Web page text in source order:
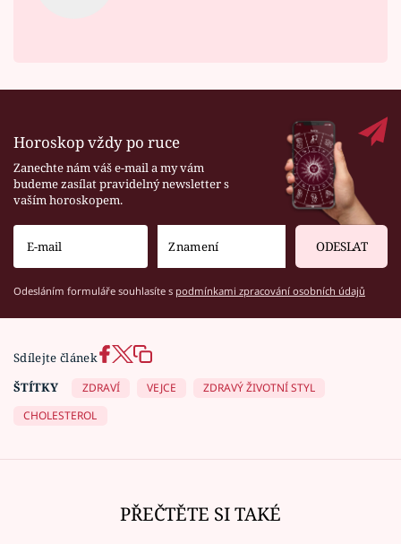
Horoskop vždy po ruce
Zanechte nám váš e-mail a my vám
budeme zasílat pravidelný newsletter s
vaším horoskopem.
ODESLAT
Odesláním formuláře souhlasíte s podmínkami zpracování osobních údajů
Sdílejte článek
ŠTÍTKY
ZDRAVÍ VEJCE
ZDRAVÝ ŽIVOTNÍ STYL
CHOLESTEROL
PŘEČTĚTE SI TAKÉ